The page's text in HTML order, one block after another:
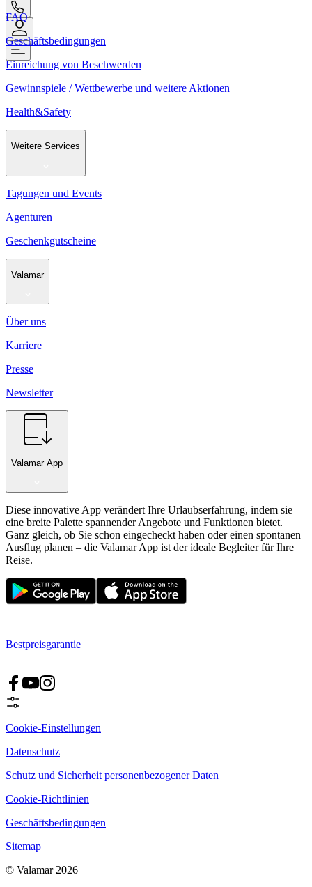
FAQ
Geschäftsbedingungen
Einreichung von Beschwerden
Gewinnspiele / Wettbewerbe und weitere Aktionen
Health&Safety
Weitere Services
Tagungen und Events
Agenturen
Geschenkgutscheine
Valamar
Über uns
Karriere
Presse
Newsletter
Valamar App
Diese innovative App verändert Ihre Urlaubserfahrung, indem sie
eine breite Palette spannender Angebote und Funktionen bietet.
Ganz gleich, ob Sie schon eingecheckt haben oder einen spontanen
Ausflug planen – die Valamar App ist der ideale Begleiter für Ihre
Reise.
Bestpreisgarantie
Cookie-Einstellungen
Datenschutz
Schutz und Sicherheit personenbezogener Daten
Cookie-Richtlinien
Geschäftsbedingungen
Sitemap
© Valamar 2026